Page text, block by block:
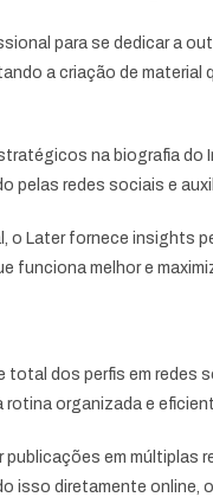
para se dedicar a
a criação de material
na biografia
redes sociais e
o Later fornece
funciona melhor e
dos perfis em
organizada e
em
isso diretamente online,